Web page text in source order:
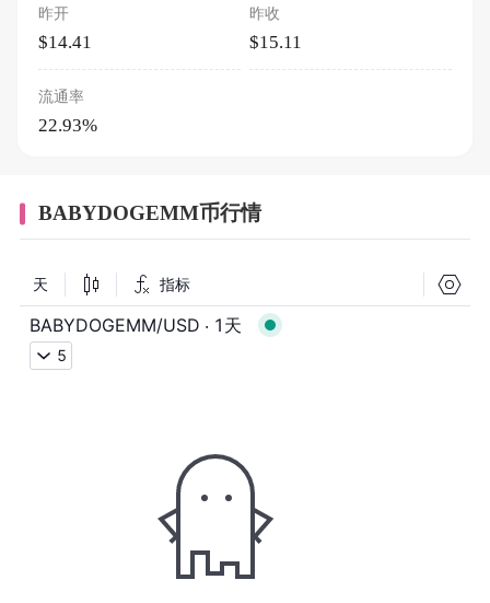
昨开
$14.41
昨收
$15.11
流通率
22.93%
BABYDOGEMM币行情